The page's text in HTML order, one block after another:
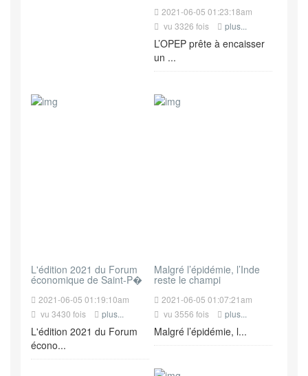
2021-06-05 01:23:18am
vu 3326 fois
plus...
L’OPEP prête à encaisser
un ...
L'édition 2021 du Forum
économique de Saint-P�
2021-06-05 01:19:10am
vu 3430 fois
plus...
L'édition 2021 du Forum
écono...
Malgré l’épidémie, l’Inde
reste le champi
2021-06-05 01:07:21am
vu 3556 fois
plus...
Malgré l’épidémie, l...